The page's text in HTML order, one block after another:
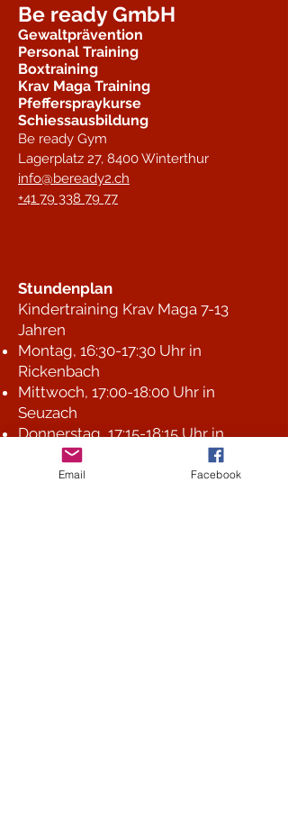
Be ready GmbH
Gewaltprävention
Personal Training
Boxtraining
Krav Maga Training
Pfefferspraykurse
Schiessausbildung
Be ready Gym
Lagerplatz 27, 8400 Winterthur
info@beready2.ch
+41 79 338 79 77
Stundenplan
Kindertraining Krav Maga 7-13
Jahren
Montag, 16:30-17:30 Uhr in
Rickenbach
Mittwoch, 17:00-18:00 Uhr in
Seuzach
Donnerstag, 17:15-18:15 Uhr in
Winterthur
Email Facebook